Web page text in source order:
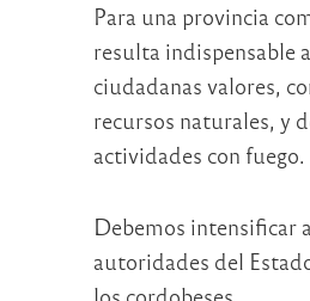
Para una provincia
resulta indispensable
ciudadanas valores,
recursos naturales, y
actividades con fuego.
Debemos intensificar
autoridades del